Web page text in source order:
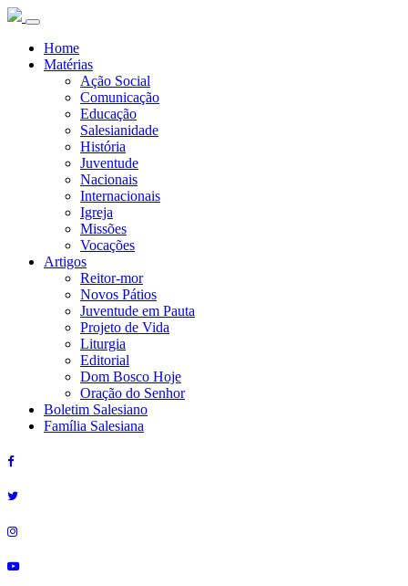
Home
Matérias
Ação Social
Comunicação
Educação
Salesianidade
História
Juventude
Nacionais
Internacionais
Igreja
Missões
Vocações
Artigos
Reitor-mor
Novos Pátios
Juventude em Pauta
Projeto de Vida
Liturgia
Editorial
Dom Bosco Hoje
Oração do Senhor
Boletim Salesiano
Família Salesiana